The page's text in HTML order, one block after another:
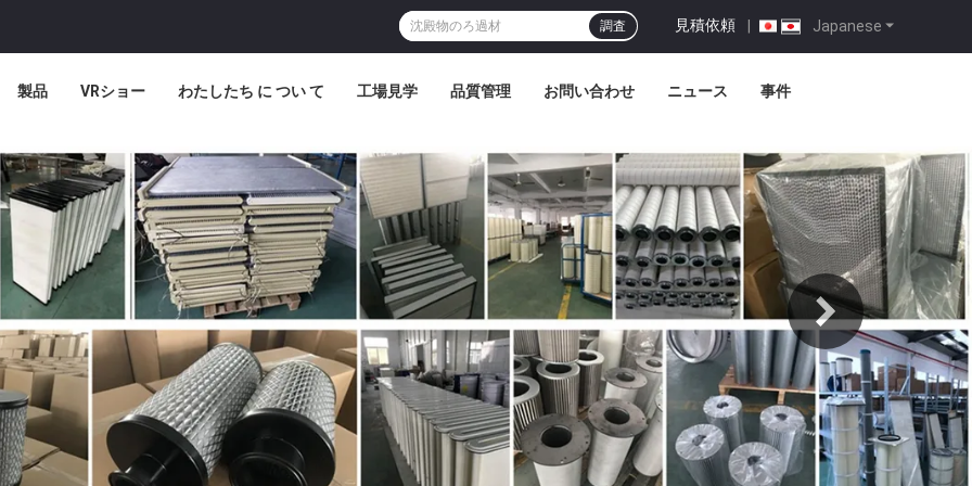
Japanese
見積依頼 |
調査
製品 VRショー わたしたち に つい て 工場見学 品質管理 お問い合わせ ニュース 事件